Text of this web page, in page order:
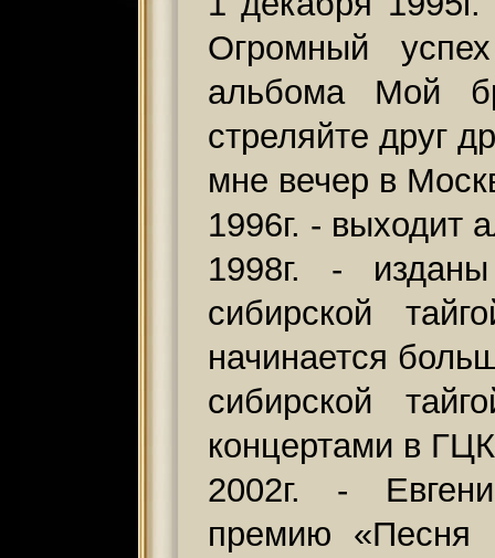
Огромный
альбома Мой
стреляйте друг
мне вечер в
1996г. - выходит
1998г. -
сибирской
начинается
сибирской
концертами в
2002г. -
премию «Песня